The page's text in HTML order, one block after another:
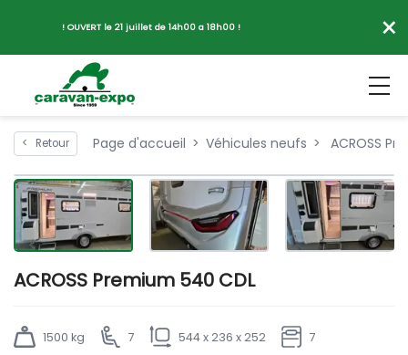
! OUVERT le 21 juillet de 14h00 a 18h00 ! ×
< Retour Page d'accueil Véhicules neufs ACROSS
ACROSS Premium 540 CDL
1500 kg 7 544 x 236 x 252 7